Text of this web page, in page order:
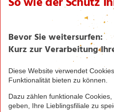
NORMA News
Seite drucken
Greifen Sie schnell zu! Alle
Irrtümer durch Schreib-,
Datenübertragungsfehler